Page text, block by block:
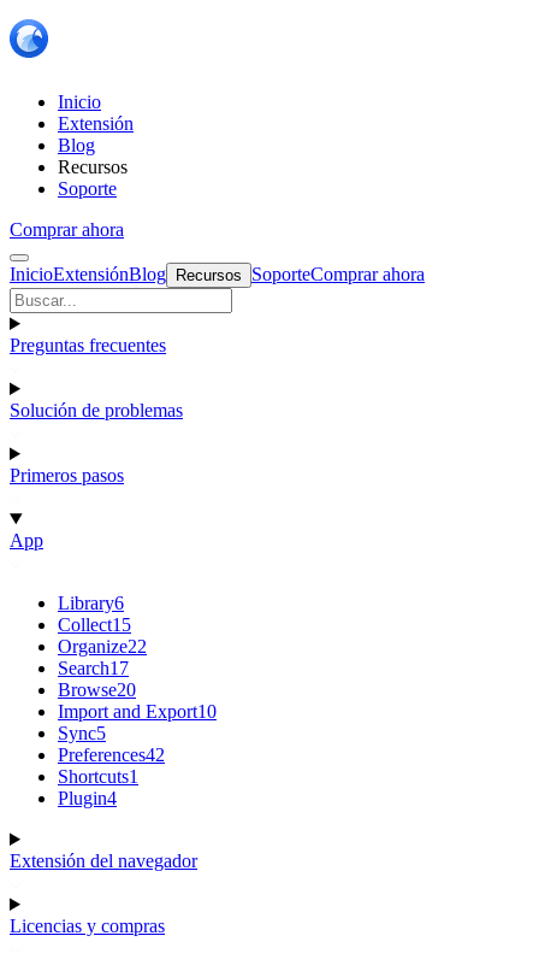
Inicio
Extensión
Blog
Recursos
Soporte
Comprar ahora
InicioExtensiónBlog Recursos SoporteComprar ahora
Preguntas frecuentes
Solución de problemas
Primeros pasos
App
Library6
Collect15
Organize22
Search17
Browse20
Import and Export10
Sync5
Preferences42
Shortcuts1
Plugin4
Extensión del navegador
Licencias y compras